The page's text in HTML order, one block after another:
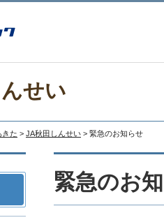
せい
きた > JA秋田しんせい > 緊急のお知らせ
緊急のお